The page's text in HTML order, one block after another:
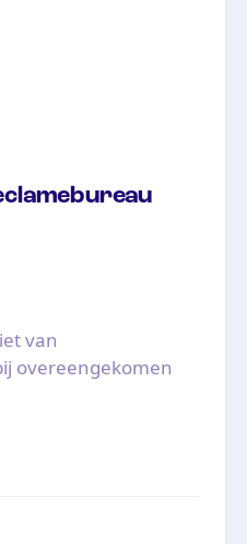
van
overeengekomen